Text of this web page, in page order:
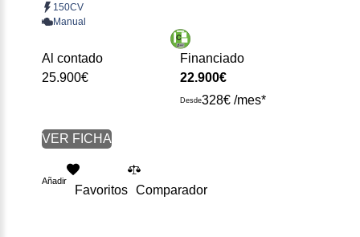
150CV
Manual
Al contado
25.900€
Financiado
22.900€
Desde328€ /mes*
VER FICHA
Añadir
Favoritos Comparador